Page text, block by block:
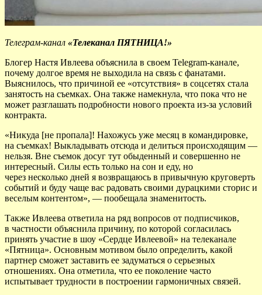
Телеграм-канал «Телеканал ПЯТНИЦА!»
Блогер Настя Ивлеева объяснила в своем Telegram-канале,
почему долгое время не выходила на связь с фанатами.
Выяснилось, что причиной ее «отсутствия» в соцсетях стала
занятость на съемках. Она также намекнула, что пока что не
может разглашать подробности нового проекта из-за условий
контракта.
«Никуда [не пропала]! Нахожусь уже месяц в командировке,
на съемках! Выкладывать отсюда и делиться происходящим —
нельзя. Вне съемок досуг тут обыденный и совершенно не
интересный. Силы есть только на сон и еду, но
через несколько дней я возвращаюсь в привычную круговерть
событий и буду чаще вас радовать своими дурацкими сторис и
веселым контентом», — пообещала знаменитость.
Также Ивлеева ответила на ряд вопросов от подписчиков,
в частности объяснила причину, по которой согласилась
принять участие в шоу «Сердце Ивлеевой» на телеканале
«Пятница». Основным мотивом было определить, какой
партнер сможет заставить ее задуматься о серьезных
отношениях. Она отметила, что ее поколение часто
испытывает трудности в построении гармоничных связей.